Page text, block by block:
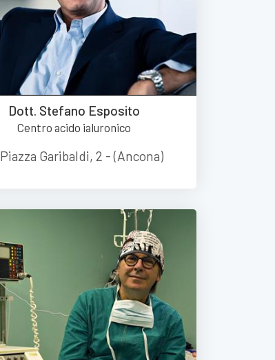
Dott. Stefano Esposito
Centro acido ialuronico
Piazza Garibaldi, 2 - (Ancona)